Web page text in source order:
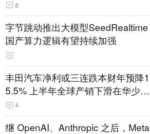
8
字节跳动推出大模型SeedRealtime
国产算力逻辑有望持续加强
丰田汽车净利或三连跌本财年预降1
5.5% 上半年全球产销下滑在华少卖
14.3万辆
4
继 OpenAI、Anthropic 之后，Meta